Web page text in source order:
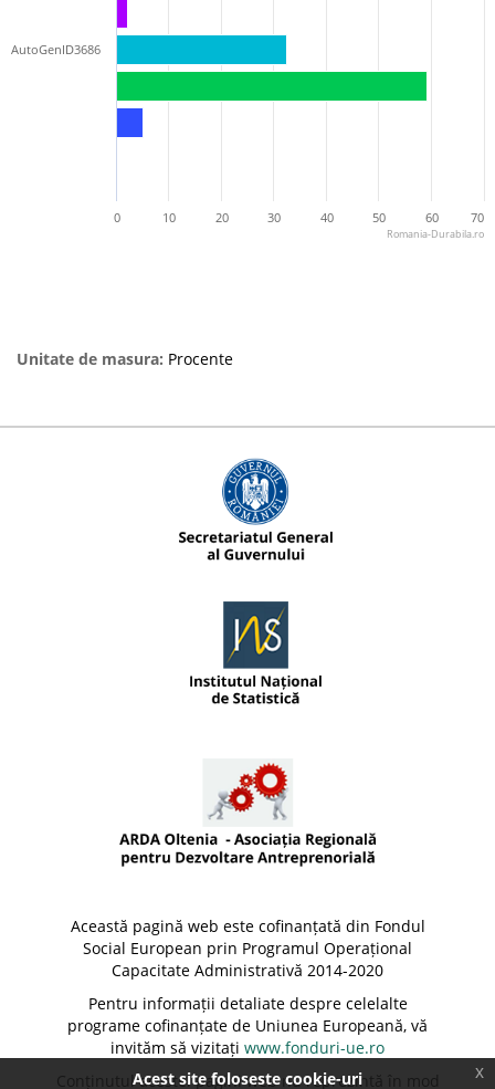
AutoGenID3686
0 10 20 30 40 50 60 70
Romania-Durabila.ro
Unitate de masura: Procente
Această pagină web este cofinanțată din Fondul
Social European prin Programul Operațional
Capacitate Administrativă 2014-2020
Pentru informații detaliate despre celelalte
programe cofinanțate de Uniunea Europeană, vă
invităm să vizitați www.fonduri-ue.ro
Conținutul acestei pagini web nu reprezintă în mod
Acest site foloseste cookie-uri x